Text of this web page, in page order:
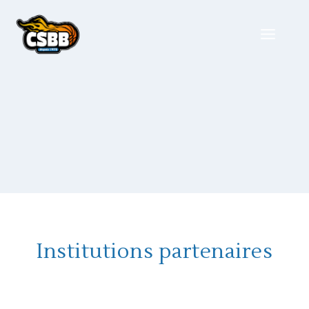
Institutions partenaires